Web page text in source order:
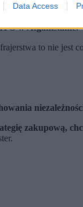
Data Access
polskim
przemysłu
w Afganistanie.
to nie jest
zakupową,